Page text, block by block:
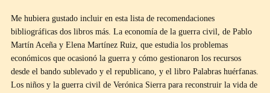
Me hubiera gustado incluir en esta lista de recomendaciones
bibliográficas dos libros más. La economía de la guerra civil, de Pablo
Martín Aceña y Elena Martínez Ruiz, que estudia los problemas
económicos que ocasionó la guerra y cómo gestionaron los recursos
desde el bando sublevado y el republicano, y el libro Palabras huérfanas.
Los niños y la guerra civil de Verónica Sierra para reconstruir la vida de